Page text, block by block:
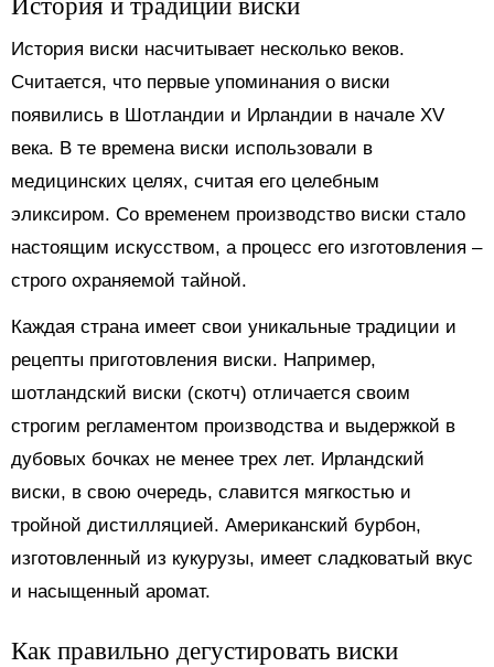
История виски насчитывает несколько веков.
Считается, что первые упоминания о виски
появились в Шотландии и Ирландии в начале XV
века. В те времена виски использовали в
медицинских целях, считая его целебным
эликсиром. Со временем производство виски стало
настоящим искусством, а процесс его изготовления –
строго охраняемой тайной.
Каждая страна имеет свои уникальные традиции и
рецепты приготовления виски. Например,
шотландский виски (скотч) отличается своим
строгим регламентом производства и выдержкой в
дубовых бочках не менее трех лет. Ирландский
виски, в свою очередь, славится мягкостью и
тройной дистилляцией. Американский бурбон,
изготовленный из кукурузы, имеет сладковатый вкус
и насыщенный аромат.
Как правильно дегустировать виски